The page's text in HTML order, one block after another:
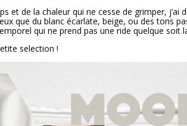
et de la chaleur qui ne cesse de grimper,
que du blanc écarlate, beige, ou des tons
qui ne prend pas une ride quelque soit
selection !